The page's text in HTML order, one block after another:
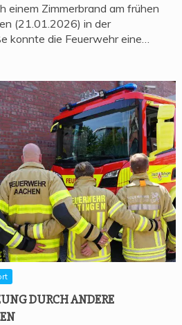
einem Zimmerbrand am frühen
(21.01.2026) in der
konnte die Feuerwehr eine…
DURCH ANDE­RE